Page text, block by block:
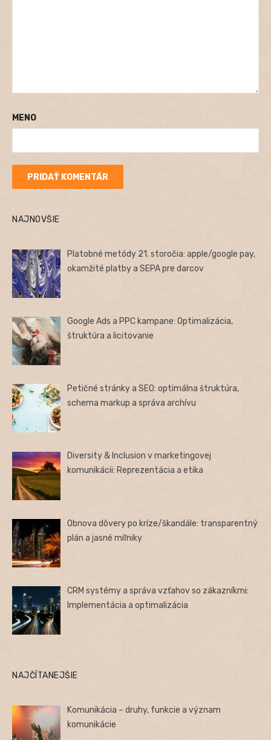
MENO
NAJNOVŠIE
Platobné metódy 21. storočia: apple/google pay,
okamžité platby a SEPA pre darcov
Google Ads a PPC kampane: Optimalizácia,
štruktúra a licitovanie
Petičné stránky a SEO: optimálna štruktúra,
schema markup a správa archívu
Diversity & Inclusion v marketingovej
komunikácii: Reprezentácia a etika
Obnova dôvery po kríze/škandále: transparentný
plán a jasné míľniky
CRM systémy a správa vzťahov so zákazníkmi:
Implementácia a optimalizácia
NAJČÍTANEJŠIE
Komunikácia – druhy, funkcie a význam
komunikácie